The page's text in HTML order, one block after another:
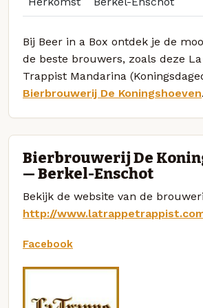
Bij Beer in a Box ontdek je de
de beste brouwers, zoals deze
Trappist Mandarina
Bierbrouwerij De Koningshoeven.
Bierbrouwerij De
— Berkel-Enschot
Bekijk de website van de
http://
Facebook